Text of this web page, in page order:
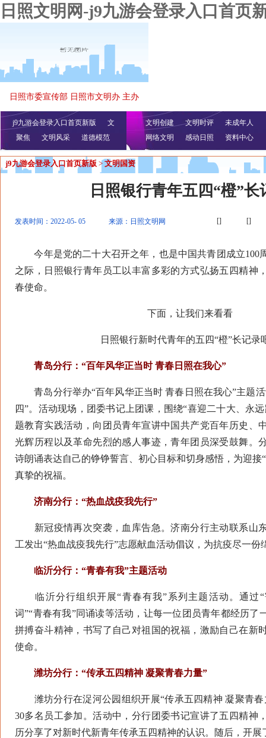
日照文明网-j9九游会登录入口首页
日照市委宣传部 日照市文明办 主办
j9九游会登录入口首页新版
文
明播报
公益视频
聚焦 文明风采 道德模范
文明创建 文明时评
未成年人
网络文明
感动日照 资料中心
j9九游会登录入口首页新版 > 文明国资
日照银行青年五四“橙”长
发表时间：2022-05- 05 来源：日照文明网 [] []
今年是党的二十大召开之年，也是中国共青团成立100
之际，日照银行青年员工以丰富多彩的方式弘扬五四精神
春使命。
下面，让我们来看看
日照银行新时代青年的五四“橙”长记录
青岛分行：“百年风华正当时 青春日照在我心”
青岛分行举办“百年风华正当时 青春日照在我心”主题活
四”。活动现场，团委书记上团课，围绕“喜迎二十大、永
题教育实践活动，向团员青年宣讲中国共产党百年历史、
光辉历程以及革命先烈的感人事迹，青年团员深受鼓舞。
诗朗诵表达自己的铮铮誓言、初心目标和切身感悟，为迎接
真挚的祝福。
济南分行：“热血战疫我先行”
新冠疫情再次突袭，血库告急。济南分行主动联系山
工发出“热血战疫我先行”志愿献血活动倡议，为抗疫尽一份
临沂分行：“青春有我”主题活动
临沂分行组织开展“青春有我”系列主题活动。通过“
词”“青春有我”同诵读等活动，让每一位团员青年都经历了
拼搏奋斗精神，书写了自己对祖国的祝福，激励自己在新
使命。
潍坊分行：“传承五四精神 凝聚青春力量”
潍坊分行在浞河公园组织开展“传承五四精神 凝聚青春
30多名员工参加。活动中，分行团委书记宣讲了五四精神
历分享了对新时代新青年传承五四精神的认识。随后，开展